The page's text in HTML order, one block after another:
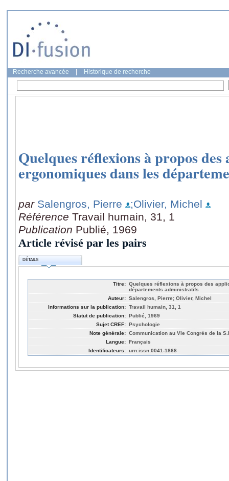
Recherche avancée Historique de recherche
Quelques réflexions à propos
ergonomiques dans les
par Salengros, Pierre
;Olivier, Michel
Référence Travail humain, 31, 1
Publication Publié, 1969
Article révisé par les pairs
DÉTAILS
Titre: Quelques réflexions à propos des
départements administratifs
Auteur: Salengros, Pierre; Olivier, Michel
Informations sur la publication: Travail humain, 31, 1
Statut de publication: Publié, 1969
Sujet CREF: Psychologie
Note générale: Communication au VIe Congrès de la
Langue: Français
Identificateurs: urn:issn:0041-1868